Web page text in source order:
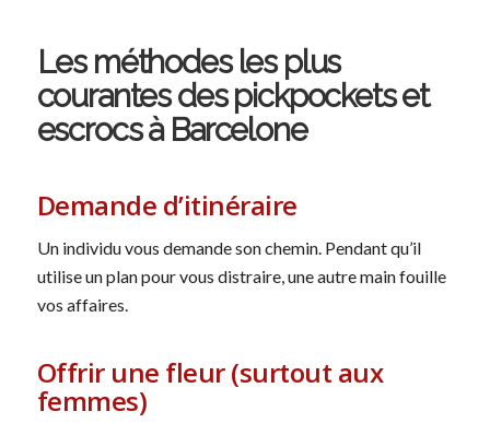
Les méthodes les plus
courantes des pickpockets et
escrocs à Barcelone
Demande d’itinéraire
Un individu vous demande son chemin. Pendant qu’il
utilise un plan pour vous distraire, une autre main fouille
vos affaires.
Offrir une fleur (surtout aux
femmes)